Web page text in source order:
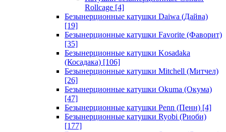
Rollcage [4]
Безынерционные катушки Daiwa (Дайва)
[19]
Безынерционные катушки Favorite (Фаворит)
[35]
Безынерционные катушки Kosadaka
(Косадака) [106]
Безынерционные катушки Mitchell (Митчел)
[26]
Безынерционные катушки Okuma (Окума)
[47]
Безынерционные катушки Penn (Пенн) [4]
Безынерционные катушки Ryobi (Риоби)
[177]